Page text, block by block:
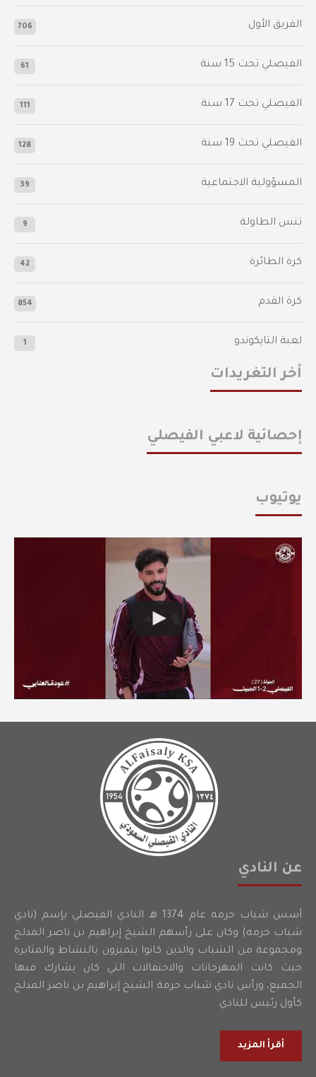
الفريق الأول 706
الفيصلي‬⁩ تحت 15 سنة 61
‫الفيصلي‬⁩ تحت 17 سنة 111
الفيصلي‬⁩ تحت 19 سنة 128
المسؤولية الاجتماعية 39
تنس الطاولة 9
كرة الطائرة 42
كرة القدم 854
لعبة التايكوندو 1
أخر التغريدات
إحصائية لاعبي الفيصلي
يوتيوب
عن النادي
أسس شباب حرمه عام 1374 هـ النادي الفيصلي بإسم (نادي
شباب حرمه) وكان على رأسهم الشيخ إبراهيم بن ناصر المدلج
ومجموعة من الشباب والذين كانوا يتميزون بالنشاط والمثابرة
حيث كانت المهرجانات والاحتفالات التي كان يشارك فيها
الجميع، ورأس نادي شباب حرمة الشيخ إبراهيم بن ناصر المدلج
كأول رئيس للنادي.
أقرأ المزيد